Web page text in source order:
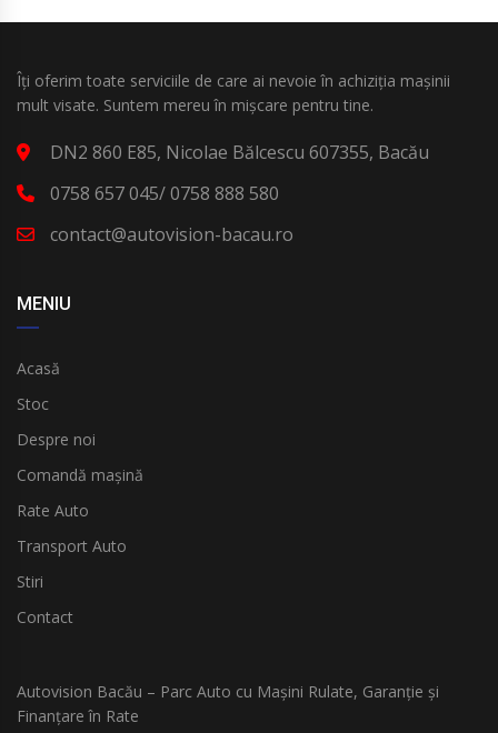
Îți oferim toate serviciile de care ai nevoie în achiziția mașinii
mult visate. Suntem mereu în mișcare pentru tine.
DN2 860 E85, Nicolae Bălcescu 607355, Bacău
0758 657 045/ 0758 888 580
contact@autovision-bacau.ro
MENIU
Acasă
Stoc
Despre noi
Comandă mașină
Rate Auto
Transport Auto
Stiri
Contact
Autovision Bacău – Parc Auto cu Mașini Rulate, Garanție și
Finanțare în Rate